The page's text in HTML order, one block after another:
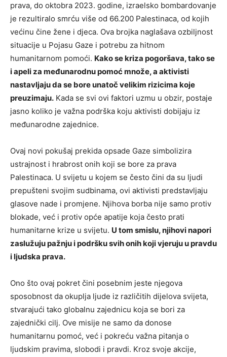
prava, do oktobra 2023. godine, izraelsko bombardovanje
je rezultiralo smrću više od 66.200 Palestinaca, od kojih
većinu čine žene i djeca. Ova brojka naglašava ozbiljnost
situacije u Pojasu Gaze i potrebu za hitnom
humanitarnom pomoći. Kako se kriza pogoršava, tako se
i apeli za međunarodnu pomoć množe, a aktivisti
nastavljaju da se bore unatoč velikim rizicima koje
preuzimaju. Kada se svi ovi faktori uzmu u obzir, postaje
jasno koliko je važna podrška koju aktivisti dobijaju iz
međunarodne zajednice.
Ovaj novi pokušaj prekida opsade Gaze simbolizira
ustrajnost i hrabrost onih koji se bore za prava
Palestinaca. U svijetu u kojem se često čini da su ljudi
prepušteni svojim sudbinama, ovi aktivisti predstavljaju
glasove nade i promjene. Njihova borba nije samo protiv
blokade, već i protiv opće apatije koja često prati
humanitarne krize u svijetu. U tom smislu, njihovi napori
zaslužuju pažnju i podršku svih onih koji vjeruju u pravdu
i ljudska prava.
Ono što ovaj pokret čini posebnim jeste njegova
sposobnost da okuplja ljude iz različitih dijelova svijeta,
stvarajući tako globalnu zajednicu koja se bori za
zajednički cilj. Ove misije ne samo da donose
humanitarnu pomoć, već i pokreću važna pitanja o
ljudskim pravima, slobodi i pravdi. Kroz svoje akcije,